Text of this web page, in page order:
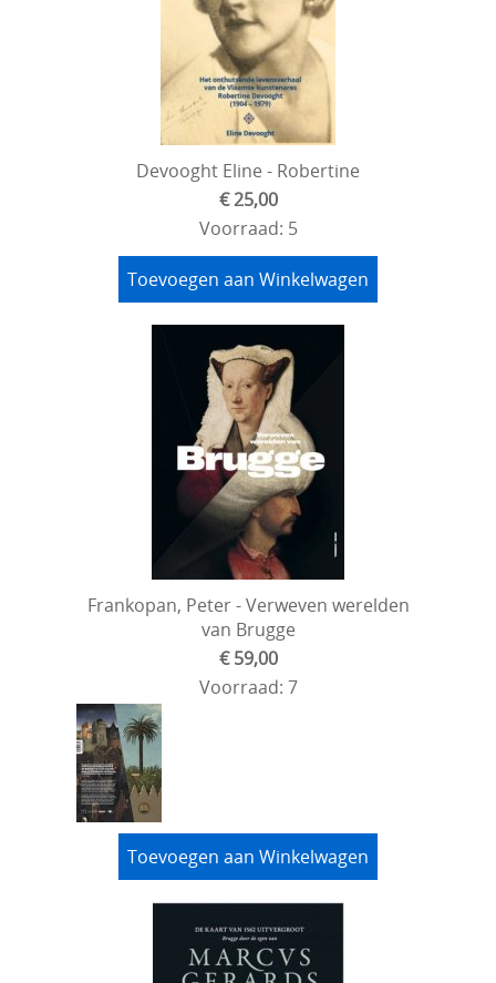
Devooght Eline - Robertine
€ 25,00
Voorraad: 5
Toevoegen aan Winkelwagen
Frankopan, Peter - Verweven werelden
van Brugge
€ 59,00
Voorraad: 7
Toevoegen aan Winkelwagen